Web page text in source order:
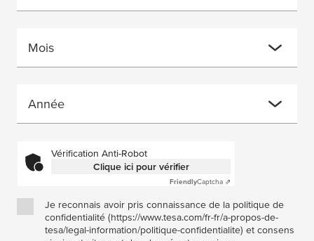
Mois
Année
Vérification Anti-Robot
Clique ici pour vérifier
FriendlyCaptcha ⇗
Je reconnais avoir pris connaissance de la politique de
confidentialité (https://www.tesa.com/fr-fr/a-propos-de-
tesa/legal-information/politique-confidentialite) et consens